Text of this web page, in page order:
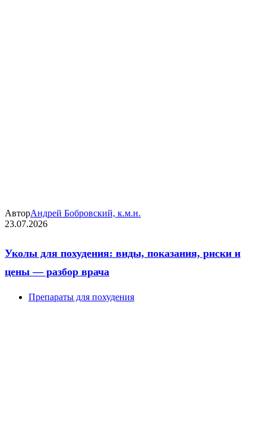
АвторАндрей Бобровский, к.м.н.
23.07.2026
Уколы для похудения: виды, показания, риски и
цены — разбор врача
Препараты для похудения